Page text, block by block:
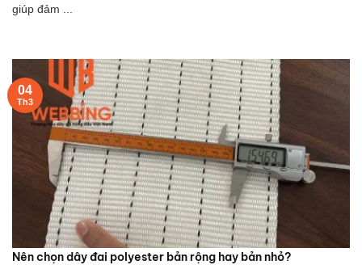
giúp đảm ...
Nên chọn dây đai polyester bản rộng hay bản nhỏ?
04
Th3